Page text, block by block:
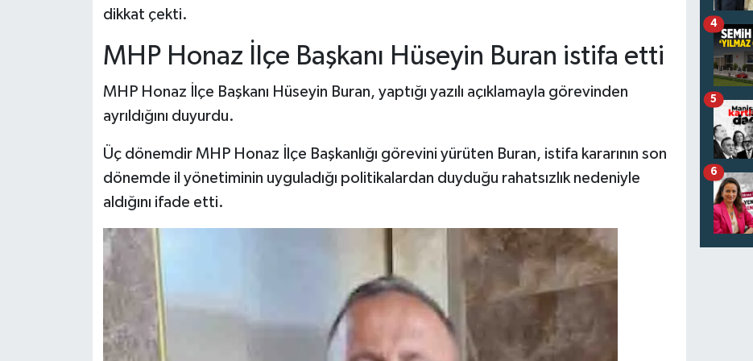
dikkat çekti.
MHP Honaz İlçe Başkanı Hüseyin Buran istifa etti
MHP Honaz İlçe Başkanı Hüseyin Buran, yaptığı yazılı açıklamayla görevinden
ayrıldığını duyurdu.
Üç dönemdir MHP Honaz İlçe Başkanlığı görevini yürüten Buran, istifa kararının son
dönemde il yönetiminin uyguladığı politikalardan duyduğu rahatsızlık nedeniyle
aldığını ifade etti.
4
5
6